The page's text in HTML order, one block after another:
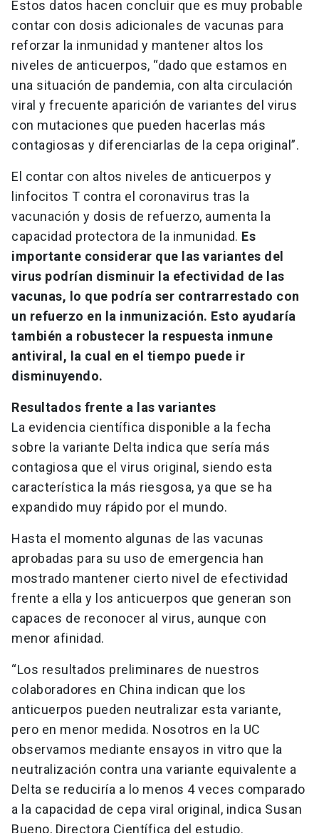
Estos datos hacen concluir que es muy probable
contar con dosis adicionales de vacunas para
reforzar la inmunidad y mantener altos los
niveles de anticuerpos, “dado que estamos en
una situación de pandemia, con alta circulación
viral y frecuente aparición de variantes del virus
con mutaciones que pueden hacerlas más
contagiosas y diferenciarlas de la cepa original”.
El contar con altos niveles de anticuerpos y
linfocitos T contra el coronavirus tras la
vacunación y dosis de refuerzo, aumenta la
capacidad protectora de la inmunidad. Es
importante considerar que las variantes del
virus podrían disminuir la efectividad de las
vacunas, lo que podría ser contrarrestado con
un refuerzo en la inmunización. Esto ayudaría
también a robustecer la respuesta inmune
antiviral, la cual en el tiempo puede ir
disminuyendo.
Resultados frente a las variantes
La evidencia científica disponible a la fecha
sobre la variante Delta indica que sería más
contagiosa que el virus original, siendo esta
característica la más riesgosa, ya que se ha
expandido muy rápido por el mundo.
Hasta el momento algunas de las vacunas
aprobadas para su uso de emergencia han
mostrado mantener cierto nivel de efectividad
frente a ella y los anticuerpos que generan son
capaces de reconocer al virus, aunque con
menor afinidad.
“Los resultados preliminares de nuestros
colaboradores en China indican que los
anticuerpos pueden neutralizar esta variante,
pero en menor medida. Nosotros en la UC
observamos mediante ensayos in vitro que la
neutralización contra una variante equivalente a
Delta se reduciría a lo menos 4 veces comparado
a la capacidad de cepa viral original, indica Susan
Bueno, Directora Científica del estudio.